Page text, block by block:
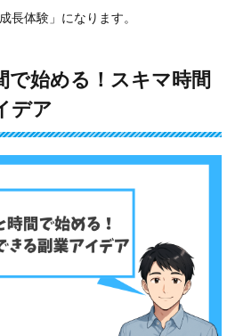
長体験」になります。
で始める！スキマ時間
デア